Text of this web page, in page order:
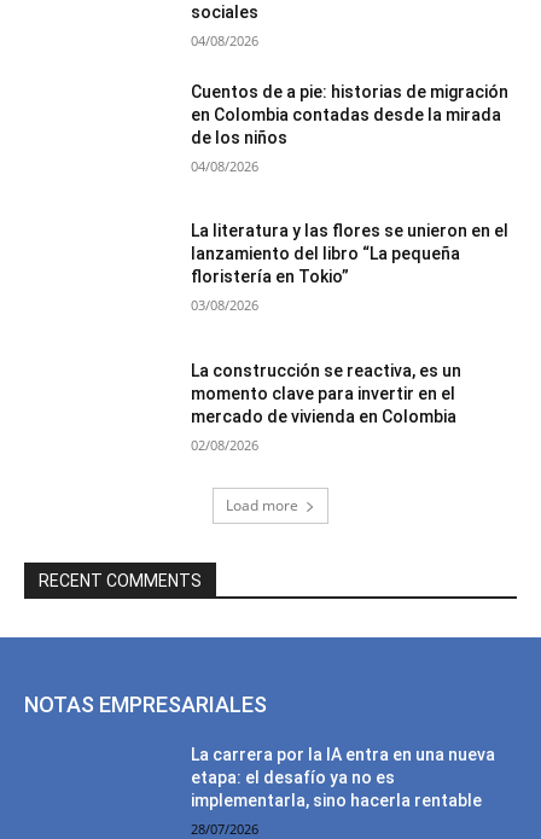
sociales
04/08/2026
Cuentos de a pie: historias de migración
en Colombia contadas desde la mirada
de los niños
04/08/2026
La literatura y las flores se unieron en el
lanzamiento del libro “La pequeña
floristería en Tokio”
03/08/2026
La construcción se reactiva, es un
momento clave para invertir en el
mercado de vivienda en Colombia
02/08/2026
Load more
RECENT COMMENTS
NOTAS EMPRESARIALES
La carrera por la IA entra en una nueva
etapa: el desafío ya no es
implementarla, sino hacerla rentable
28/07/2026